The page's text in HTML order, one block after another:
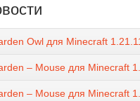
Owl для Minecraft
– Mouse для Minecraft
– Mouse для Minecraft